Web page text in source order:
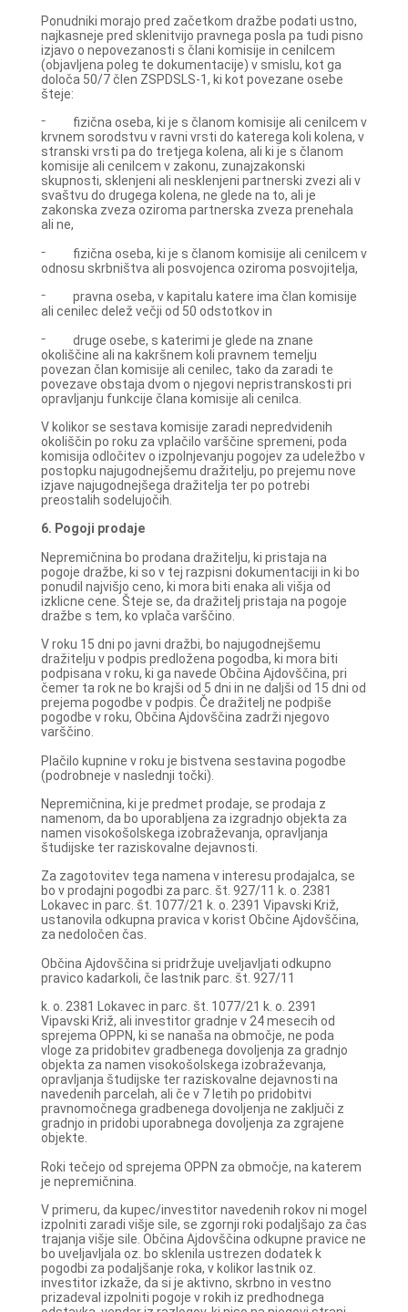
Ponudniki morajo pred začetkom dražbe podati ustno,
najkasneje pred sklenitvijo pravnega posla pa tudi pisno
izjavo o nepovezanosti s člani komisije in cenilcem
(objavljena poleg te dokumentacije) v smislu, kot ga
določa 50/7 člen ZSPDSLS-1, ki kot povezane osebe
šteje:
⁻ fizična oseba, ki je s članom komisije ali cenilcem v
krvnem sorodstvu v ravni vrsti do katerega koli kolena, v
stranski vrsti pa do tretjega kolena, ali ki je s članom
komisije ali cenilcem v zakonu, zunajzakonski
skupnosti, sklenjeni ali nesklenjeni partnerski zvezi ali v
svaštvu do drugega kolena, ne glede na to, ali je
zakonska zveza oziroma partnerska zveza prenehala
ali ne,
⁻ fizična oseba, ki je s članom komisije ali cenilcem v
odnosu skrbništva ali posvojenca oziroma posvojitelja,
⁻ pravna oseba, v kapitalu katere ima član komisije
ali cenilec delež večji od 50 odstotkov in
⁻ druge osebe, s katerimi je glede na znane
okoliščine ali na kakršnem koli pravnem temelju
povezan član komisije ali cenilec, tako da zaradi te
povezave obstaja dvom o njegovi nepristranskosti pri
opravljanju funkcije člana komisije ali cenilca.
V kolikor se sestava komisije zaradi nepredvidenih
okoliščin po roku za vplačilo varščine spremeni, poda
komisija odločitev o izpolnjevanju pogojev za udeležbo v
postopku najugodnejšemu dražitelju, po prejemu nove
izjave najugodnejšega dražitelja ter po potrebi
preostalih sodelujočih.
6. Pogoji prodaje
Nepremičnina bo prodana dražitelju, ki pristaja na
pogoje dražbe, ki so v tej razpisni dokumentaciji in ki bo
ponudil najvišjo ceno, ki mora biti enaka ali višja od
izklicne cene. Šteje se, da dražitelj pristaja na pogoje
dražbe s tem, ko vplača varščino.
V roku 15 dni po javni dražbi, bo najugodnejšemu
dražitelju v podpis predložena pogodba, ki mora biti
podpisana v roku, ki ga navede Občina Ajdovščina, pri
čemer ta rok ne bo krajši od 5 dni in ne daljši od 15 dni od
prejema pogodbe v podpis. Če dražitelj ne podpiše
pogodbe v roku, Občina Ajdovščina zadrži njegovo
varščino.
Plačilo kupnine v roku je bistvena sestavina pogodbe
(podrobneje v naslednji točki).
Nepremičnina, ki je predmet prodaje, se prodaja z
namenom, da bo uporabljena za izgradnjo objekta za
namen visokošolskega izobraževanja, opravljanja
študijske ter raziskovalne dejavnosti.
Za zagotovitev tega namena v interesu prodajalca, se
bo v prodajni pogodbi za parc. št. 927/11 k. o. 2381
Lokavec in parc. št. 1077/21 k. o. 2391 Vipavski Križ,
ustanovila odkupna pravica v korist Občine Ajdovščina,
za nedoločen čas.
Občina Ajdovščina si pridržuje uveljavljati odkupno
pravico kadarkoli, če lastnik parc. št. 927/11
k. o. 2381 Lokavec in parc. št. 1077/21 k. o. 2391
Vipavski Križ, ali investitor gradnje v 24 mesecih od
sprejema OPPN, ki se nanaša na območje, ne poda
vloge za pridobitev gradbenega dovoljenja za gradnjo
objekta za namen visokošolskega izobraževanja,
opravljanja študijske ter raziskovalne dejavnosti na
navedenih parcelah, ali če v 7 letih po pridobitvi
pravnomočnega gradbenega dovoljenja ne zaključi z
gradnjo in pridobi uporabnega dovoljenja za zgrajene
objekte.
Roki tečejo od sprejema OPPN za območje, na katerem
je nepremičnina.
V primeru, da kupec/investitor navedenih rokov ni mogel
izpolniti zaradi višje sile, se zgornji roki podaljšajo za čas
trajanja višje sile. Občina Ajdovščina odkupne pravice ne
bo uveljavljala oz. bo sklenila ustrezen dodatek k
pogodbi za podaljšanje roka, v kolikor lastnik oz.
investitor izkaže, da si je aktivno, skrbno in vestno
prizadeval izpolniti pogoje v rokih iz predhodnega